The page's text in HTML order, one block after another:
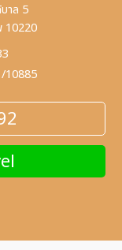
าล 5
10220
10885